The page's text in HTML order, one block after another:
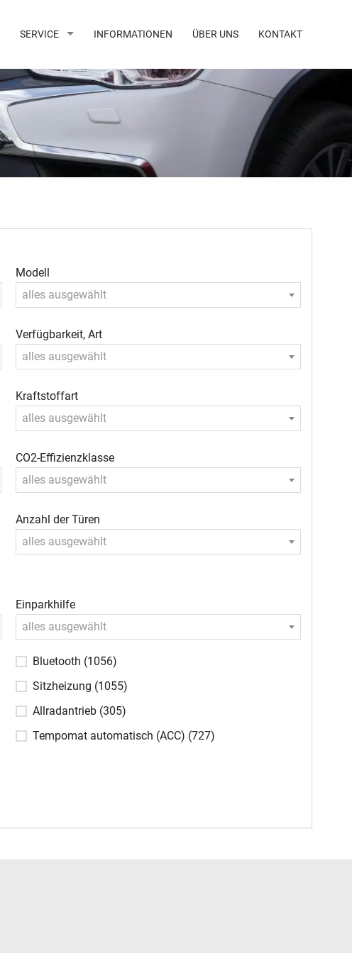
SERVICE INFORMATIONEN ÜBER UNS KONTAKT
Modell
alles ausgewählt
Verfügbarkeit, Art
alles ausgewählt
Kraftstoffart
alles ausgewählt
CO2-Effizienzklasse
alles ausgewählt
Anzahl der Türen
alles ausgewählt
Einparkhilfe
alles ausgewählt
Bluetooth (1056)
Sitzheizung (1055)
Allradantrieb (305)
Tempomat automatisch (ACC) (727)